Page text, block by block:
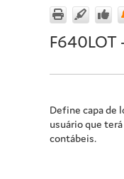
F640LOT
Define capa de
usuário que
contábeis.